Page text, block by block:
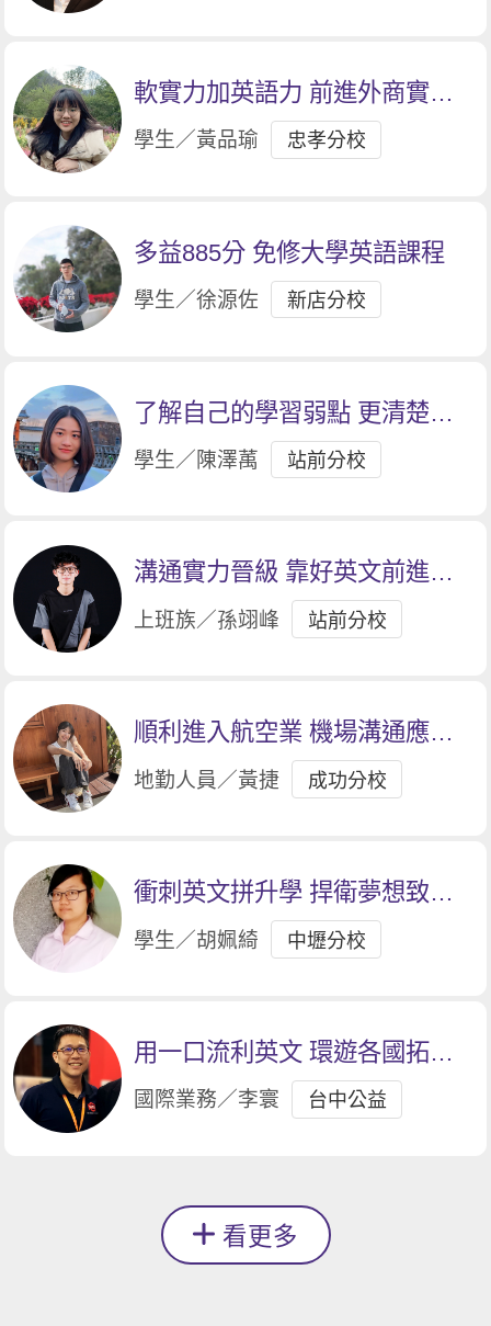
軟實力加英語力 前進外商實習
大門
學生／黃品瑜 忠孝分校
多益885分 免修大學英語課程
學生／徐源佐 新店分校
了解自己的學習弱點 更清楚自
己努力的方向
學生／陳澤萭 站前分校
溝通實力晉級 靠好英文前進外
商
上班族／孫翊峰 站前分校
順利進入航空業 機場溝通應對
自如
地勤人員／黃捷 成功分校
衝刺英文拼升學 捍衛夢想致青
春
學生／胡姵綺 中壢分校
用一口流利英文 環遊各國拓展
業務
國際業務／李寰 台中公益
看更多